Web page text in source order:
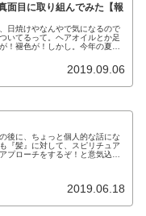
面目に取り組んでみた【報
日焼けやなんやで気になるので
いてるって。ヘアオイルとか足
！褪色が！しかし。今年の夏も
2019.09.06
後に、ちょっと個人的な話にな
『髪』に対して、スピリチュア
プローチをするぞ！と意気込ん
2019.06.18